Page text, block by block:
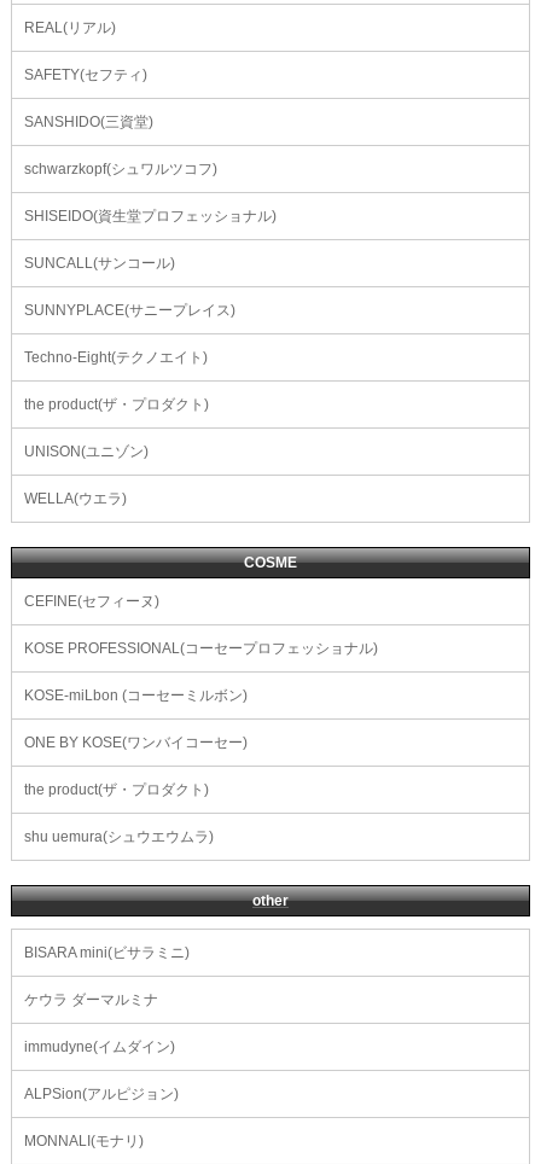
REAL(リアル)
SAFETY(セフティ)
SANSHIDO(三資堂)
schwarzkopf(シュワルツコフ)
SHISEIDO(資生堂プロフェッショナル)
SUNCALL(サンコール)
SUNNYPLACE(サニープレイス)
Techno-Eight(テクノエイト)
the product(ザ・プロダクト)
UNISON(ユニゾン)
WELLA(ウエラ)
COSME
CEFINE(セフィーヌ)
KOSE PROFESSIONAL(コーセープロフェッショナル)
KOSE-miLbon (コーセーミルボン)
ONE BY KOSE(ワンバイコーセー)
the product(ザ・プロダクト)
shu uemura(シュウエウムラ)
other
BISARA mini(ビサラミニ)
ケウラ ダーマルミナ
immudyne(イムダイン)
ALPSion(アルピジョン)
MONNALI(モナリ)